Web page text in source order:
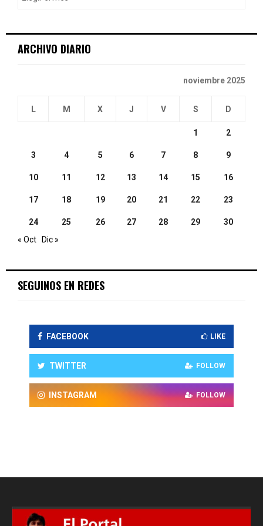
ARCHIVO DIARIO
noviembre 2025
L M X J V S D
1 2
3 4 5 6 7 8 9
10 11 12 13 14 15 16
17 18 19 20 21 22 23
24 25 26 27 28 29
30
« Oct
Dic »
SEGUINOS EN REDES
FACEBOOK LIKE
TWITTER FOLLOW
INSTAGRAM FOLLOW